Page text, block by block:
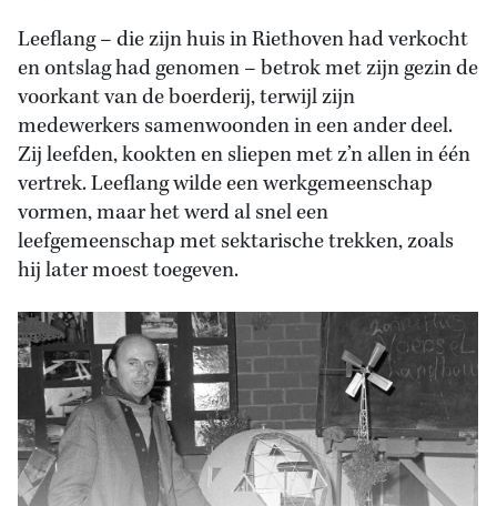
Leeflang – die zijn huis in Riethoven had verkocht
en ontslag had genomen – betrok met zijn gezin de
voorkant van de boerderij, terwijl zijn
medewerkers samenwoonden in een ander deel.
Zij leefden, kookten en sliepen met z’n allen in één
vertrek. Leeflang wilde een werkgemeenschap
vormen, maar het werd al snel een
leefgemeenschap met sektarische trekken, zoals
hij later moest toegeven.